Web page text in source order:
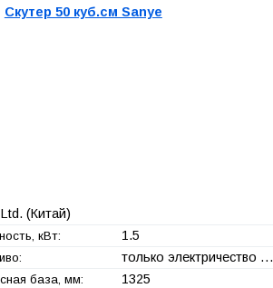
Скутер 50 куб.см Sanye
(Китай)
кВт: 1.5
только электричество …
база, мм: 1325